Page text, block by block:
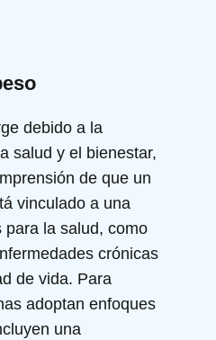
debido a la
salud y el bienestar,
de que un
vinculado a una
para la salud, como
crónicas
de vida. Para
adoptan enfoques
una